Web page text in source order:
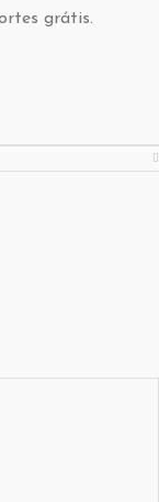
grátis.